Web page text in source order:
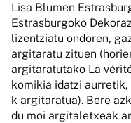
Lisa Blumen
Estrasburgoko
lizentziatu ondoren,
argitaratu zituen
argitaratutako La
komikia idatzi aurretik,
k argitaratua). Bere
du moi argitaletxeak